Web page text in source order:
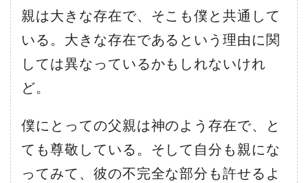
親は大きな存在で、そこも僕と共通して
いる。大きな存在であるという理由に関
しては異なっているかもしれないけれ
ど。
僕にとっての父親は神のよう存在で、と
ても尊敬している。そして自分も親にな
ってみて、彼の不完全な部分も許せるよ